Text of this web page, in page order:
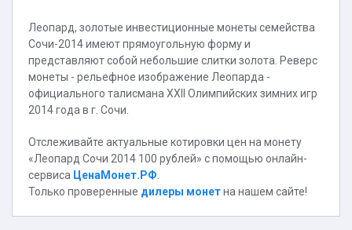
Леопард, золотые инвестиционные монеты семейства
Сочи-2014 имеют прямоугольную форму и
представляют собой небольшие слитки золота. Реверс
монеты - рельефное изображение Леопарда -
официального талисмана XXII Олимпийских зимних игр
2014 года в г. Сочи.
Отслеживайте актуальные котировки цен на монету
«Леопард Сочи 2014 100 рублей» с помощью онлайн-
сервиса ЦенаМонет.РФ
Только проверенные дилеры монетна нашем сайте!